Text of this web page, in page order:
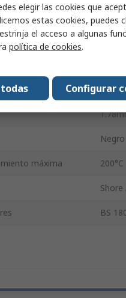
Mínima -15°C
Negro
máxima 200°C
Shore
BS
elegir las cookies que
estas cookies, puedes
el acceso a algunas
política de cookies.
Configurar